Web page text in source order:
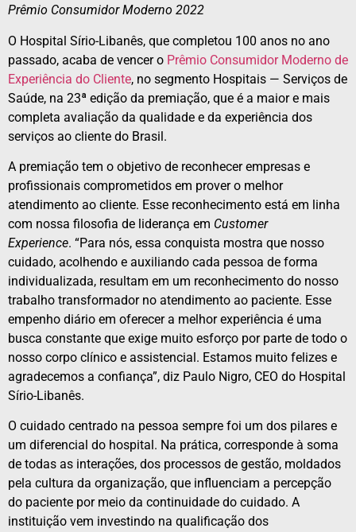
Prêmio Consumidor Moderno 2022
O Hospital Sírio-Libanês, que completou 100 anos no ano
passado, acaba de vencer o Prêmio Consumidor Moderno de
Experiência do Cliente, no segmento Hospitais — Serviços de
Saúde, na 23ª edição da premiação, que é a maior e mais
completa avaliação da qualidade e da experiência dos
serviços ao cliente do Brasil.
A premiação tem o objetivo de reconhecer empresas e
profissionais comprometidos em prover o melhor
atendimento ao cliente. Esse reconhecimento está em linha
com nossa filosofia de liderança em Customer
Experience. “Para nós, essa conquista mostra que nosso
cuidado, acolhendo e auxiliando cada pessoa de forma
individualizada, resultam em um reconhecimento do nosso
trabalho transformador no atendimento ao paciente. Esse
empenho diário em oferecer a melhor experiência é uma
busca constante que exige muito esforço por parte de todo o
nosso corpo clínico e assistencial. Estamos muito felizes e
agradecemos a confiança”, diz Paulo Nigro, CEO do Hospital
Sírio-Libanês.
O cuidado centrado na pessoa sempre foi um dos pilares e
um diferencial do hospital. Na prática, corresponde à soma
de todas as interações, dos processos de gestão, moldados
pela cultura da organização, que influenciam a percepção
do paciente por meio da continuidade do cuidado. A
instituição vem investindo na qualificação dos